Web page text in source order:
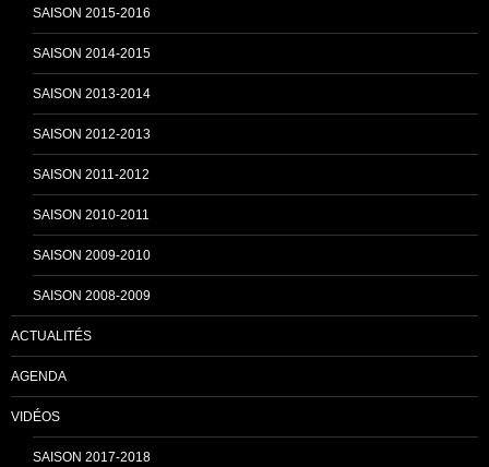
n
SAISON 2015-2016
SAISON 2014-2015
SAISON 2013-2014
SAISON 2012-2013
SAISON 2011-2012
SAISON 2010-2011
SAISON 2009-2010
SAISON 2008-2009
ACTUALITÉS
AGENDA
VIDÉOS
SAISON 2017-2018